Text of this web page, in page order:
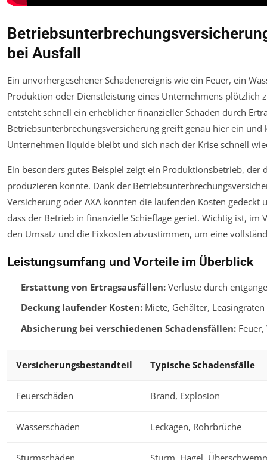
bei Ausfall
Ein unvorhergesehener Schadenereignis wie ein Feuer, ein
Produktion oder Dienstleistung eines Unternehmens plötzlich
entsteht schnell ein erheblicher finanzieller Schaden durch
Betriebsunterbrechungsversicherung greift genau hier ein und
Unternehmen liquide bleibt und sich nach der Krise schnell
Ein besonders gutes Beispiel zeigt ein Produktionsbetrieb,
produzieren konnte. Dank der
Versicherung oder AXA konnten die laufenden Kosten
dass der Betrieb in finanzielle Schieflage geriet. Wichtig ist, im
den Umsatz und die Fixkosten abzustimmen, um eine
Leistungsumfang und Vorteile im Überblick
Erstattung von Ertragsausfällen:Verluste durch
Deckung laufender Kosten:Miete, Gehälter,
Absicherung bei verschiedenen Schadensfällen:Feuer,
Versicherungsbestandteil Typische Schadensfälle
Feuerschäden Brand, Explosion
Wasserschäden Leckagen, Rohrbrüche
Sturmschäden Sturm, Hagel,